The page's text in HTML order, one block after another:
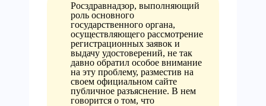
Росздравнадзор, выполняющий
роль основного
государственного органа,
осуществляющего рассмотрение
регистрационных заявок и
выдачу удостоверений, не так
давно обратил особое внимание
на эту проблему, разместив на
своем официальном сайте
публичное разъяснение. В нем
говорится о том, что